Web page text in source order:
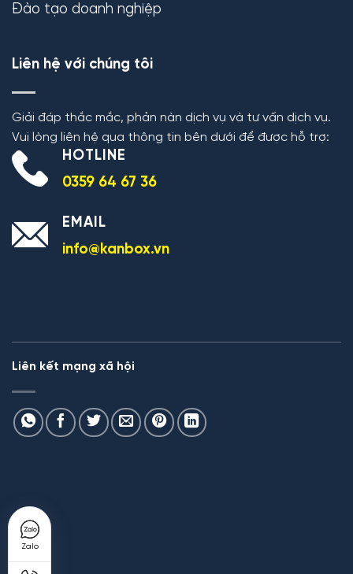
Zalo
Đào tạo doanh nghiệp
Liên hệ với chúng tôi
Giải đáp thắc mắc, phản nàn dịch vụ và tư vấn dịch vụ.
Vui lòng liên hệ qua thông tin bên dưới để được hỗ trợ:
HOTLINE
0359 64 67 36
EMAIL
info@kanbox.vn
Liên kết mạng xã hội